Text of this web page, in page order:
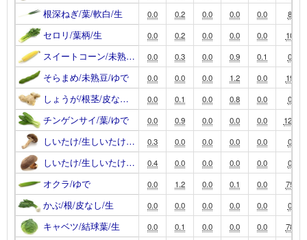
根深ねぎ/葉/軟白/生 0.0 0.2 0.0 0.0 0.0 8
セロリ/葉柄/生 0.0 0.2 0.0 0.0 0.0 10
スイートコーン/未熟… 0.0 0.3 0.0 0.9 0.1 0
そらまめ/未熟豆/ゆで 0.0 0.0 0.0 1.2 0.0 19
しょうが/根茎/皮な… 0.0 0.1 0.0 0.8 0.0 0
チンゲンサイ/葉/ゆで 0.0 0.9 0.0 0.0 0.0 120
しいたけ/生しいたけ… 0.3 0.0 0.0 0.0 0.0 0
しいたけ/生しいたけ… 0.4 0.0 0.0 0.0 0.0 0
オクラ/ゆで 0.0 1.2 0.0 0.1 0.0 75
かぶ/根/皮なし/生 0.0 0.0 0.0 0.0 0.0 0
キャベツ/結球葉/生 0.0 0.1 0.0 0.0 0.0 78